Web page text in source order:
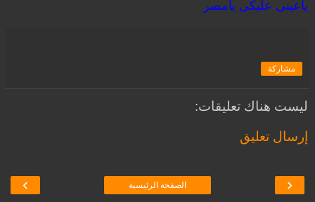
ياعينى عليكى يامصر
مشاركة
ليست هناك تعليقات:
إرسال تعليق
‹
› الصفحة الرئيسية